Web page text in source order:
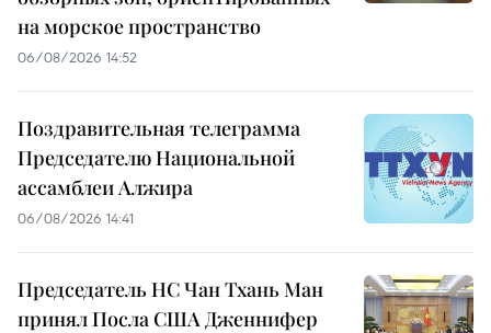
на морское пространство
06/08/2026 14:52
Поздравительная телеграмма
Председателю Национальной
ассамблеи Алжира
06/08/2026 14:41
Председатель НС Чан Тхань Ман
принял Посла США Дженнифер